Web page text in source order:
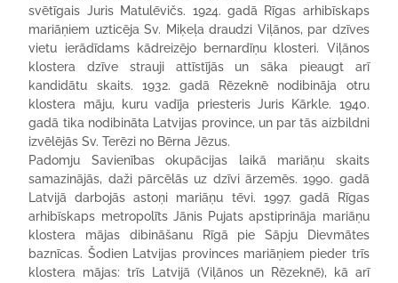
svētīgais Juris Matulēvičs. 1924. gadā Rīgas arhibīskaps
mariāņiem uzticēja Sv. Miķeļa draudzi Viļānos, par dzīves
vietu ierādīdams kādreizējo bernardīņu klosteri. Viļānos
klostera dzīve strauji attīstījās un sāka pieaugt arī
kandidātu skaits. 1932. gadā Rēzeknē nodibināja otru
klostera māju, kuru vadīja priesteris Juris Kārkle. 1940.
gadā tika nodibināta Latvijas province, un par tās aizbildni
izvēlējās Sv. Terēzi no Bērna Jēzus.
Padomju Savienības okupācijas laikā mariāņu skaits
samazinājās, daži pārcēlās uz dzīvi ārzemēs. 1990. gadā
Latvijā darbojās astoņi mariāņu tēvi. 1997. gadā Rīgas
arhibīskaps metropolīts Jānis Pujats apstiprināja mariāņu
klostera mājas dibināšanu Rīgā pie Sāpju Dievmātes
baznīcas. Šodien Latvijas provinces mariāņiem pieder trīs
klostera mājas: trīs Latvijā (Viļānos un Rēzeknē), kā arī